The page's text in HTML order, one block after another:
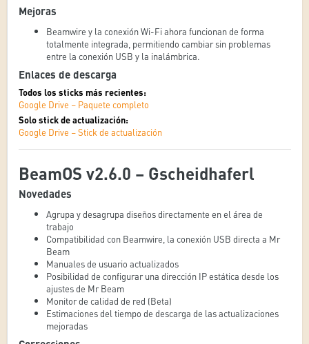
Mejoras
Beamwire y la conexión Wi-Fi ahora funcionan de forma
totalmente integrada, permitiendo cambiar sin problemas
entre la conexión USB y la inalámbrica.
Enlaces de descarga
Todos los sticks más recientes:
Google Drive – Paquete completo
Solo stick de actualización:
Google Drive – Stick de actualización
BeamOS v2.6.0 – Gscheidhaferl
Novedades
Agrupa y desagrupa diseños directamente en el área de
trabajo
Compatibilidad con Beamwire, la conexión USB directa a Mr
Beam
Manuales de usuario actualizados
Posibilidad de configurar una dirección IP estática desde los
ajustes de Mr Beam
Monitor de calidad de red (Beta)
Estimaciones del tiempo de descarga de las actualizaciones
mejoradas